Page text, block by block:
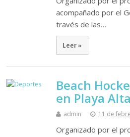
acompañado por el
través de las…
Leer »
Beach
en Playa
admin 11 de
Organizado por el